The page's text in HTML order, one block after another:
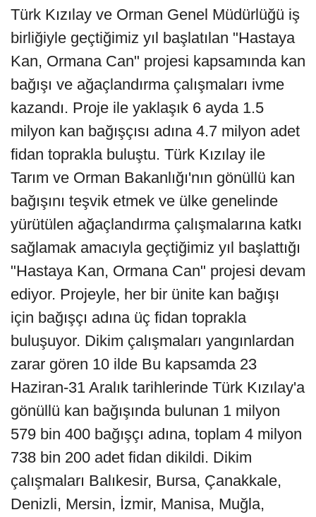
Türk Kızılay ve Orman Genel Müdürlüğü iş
birliğiyle geçtiğimiz yıl başlatılan "Hastaya
Kan, Ormana Can" projesi kapsamında kan
bağışı ve ağaçlandırma çalışmaları ivme
kazandı. Proje ile yaklaşık 6 ayda 1.5
milyon kan bağışçısı adına 4.7 milyon adet
fidan toprakla buluştu. Türk Kızılay ile
Tarım ve Orman Bakanlığı'nın gönüllü kan
bağışını teşvik etmek ve ülke genelinde
yürütülen ağaçlandırma çalışmalarına katkı
sağlamak amacıyla geçtiğimiz yıl başlattığı
"Hastaya Kan, Ormana Can" projesi devam
ediyor. Projeyle, her bir ünite kan bağışı
için bağışçı adına üç fidan toprakla
buluşuyor. Dikim çalışmaları yangınlardan
zarar gören 10 ilde Bu kapsamda 23
Haziran-31 Aralık tarihlerinde Türk Kızılay'a
gönüllü kan bağışında bulunan 1 milyon
579 bin 400 bağışçı adına, toplam 4 milyon
738 bin 200 adet fidan dikildi. Dikim
çalışmaları Balıkesir, Bursa, Çanakkale,
Denizli, Mersin, İzmir, Manisa, Muğla,